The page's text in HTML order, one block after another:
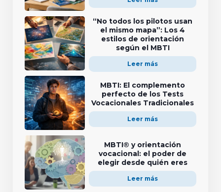
“No todos los pilotos usan
el mismo mapa”: Los 4
estilos de orientación
según el MBTI
Leer más
MBTI: El complemento
perfecto de los Tests
Vocacionales Tradicionales
Leer más
MBTI® y orientación
vocacional: el poder de
elegir desde quién eres
Leer más